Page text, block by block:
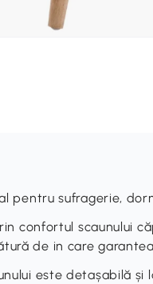
pentru sufragerie,
confortul scaunului
de in care
este detașabilă